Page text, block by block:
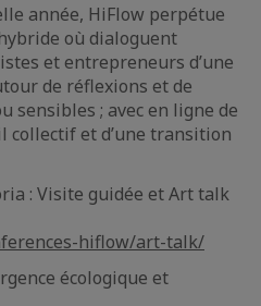
année, HiFlow perpétue
où dialoguent
et entrepreneurs d’une
de réflexions et de
sensibles ; avec en ligne de
collectif et d’une transition
: Visite guidée et Art talk
hiflow/art-talk/
écologique et